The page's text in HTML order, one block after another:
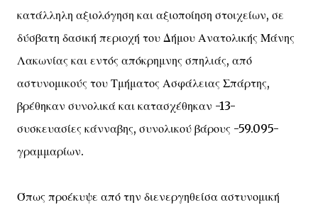
κατάλληλη αξιολόγηση και αξιοποίηση στοιχείων, σε
δύσβατη δασική περιοχή του Δήμου Ανατολικής Μάνης
Λακωνίας και εντός απόκρημνης σπηλιάς, από
αστυνομικούς του Τμήματος Ασφάλειας Σπάρτης,
βρέθηκαν συνολικά και κατασχέθηκαν -13-
συσκευασίες κάνναβης, συνολικού βάρους -59.095-
γραμμαρίων.
Όπως προέκυψε από την διενεργηθείσα αστυνομική